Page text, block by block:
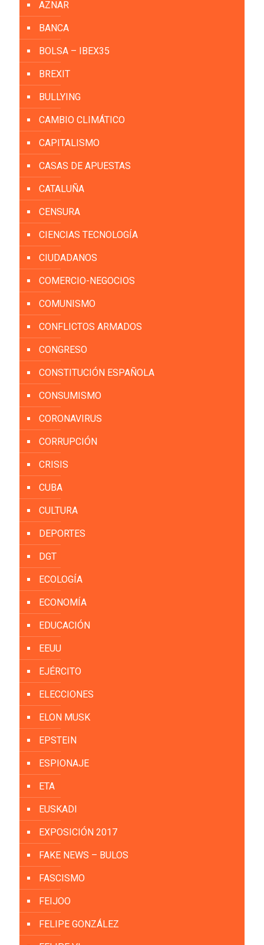
AZNAR
BANCA
BOLSA – IBEX35
BREXIT
BULLYING
CAMBIO CLIMÁTICO
CAPITALISMO
CASAS DE APUESTAS
CATALUÑA
CENSURA
CIENCIAS TECNOLOGÍA
CIUDADANOS
COMERCIO-NEGOCIOS
COMUNISMO
CONFLICTOS ARMADOS
CONGRESO
CONSTITUCIÓN ESPAÑOLA
CONSUMISMO
CORONAVIRUS
CORRUPCIÓN
CRISIS
CUBA
CULTURA
DEPORTES
DGT
ECOLOGÍA
ECONOMÍA
EDUCACIÓN
EEUU
EJÉRCITO
ELECCIONES
ELON MUSK
EPSTEIN
ESPIONAJE
ETA
EUSKADI
EXPOSICIÓN 2017
FAKE NEWS – BULOS
FASCISMO
FEIJOO
FELIPE GONZÁLEZ